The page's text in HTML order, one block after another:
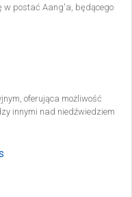
w postać Aang'a, będącego
oferująca możliwość
innymi nad niedźwiedziem